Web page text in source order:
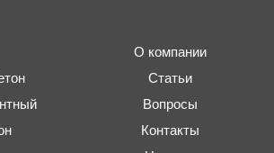
О компании
Статьи
Вопросы
Контакты